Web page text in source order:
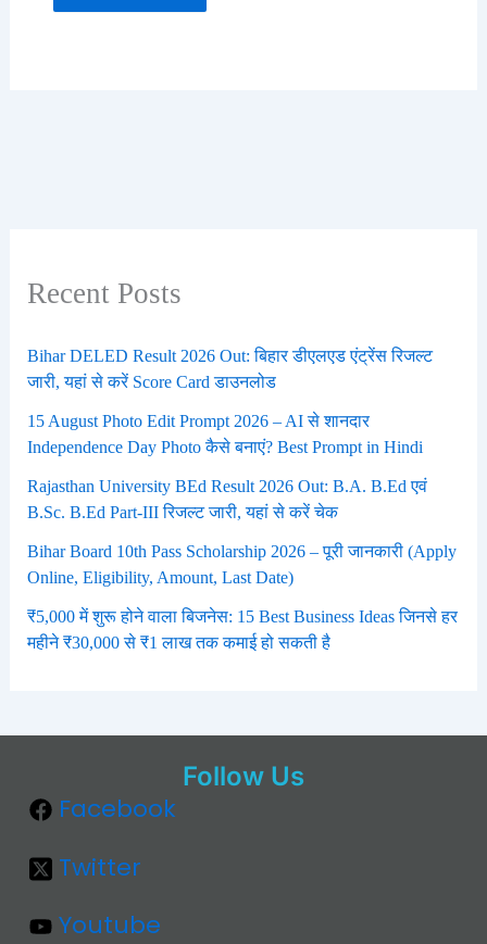
Recent Posts
Bihar DELED Result 2026 Out: बिहार डीएलएड एंट्रेंस रिजल्ट
जारी, यहां से करें Score Card डाउनलोड
15 August Photo Edit Prompt 2026 – AI से शानदार
Independence Day Photo कैसे बनाएं? Best Prompt in Hindi
Rajasthan University BEd Result 2026 Out: B.A. B.Ed एवं
B.Sc. B.Ed Part-III रिजल्ट जारी, यहां से करें चेक
Bihar Board 10th Pass Scholarship 2026 – पूरी जानकारी (Apply
Online, Eligibility, Amount, Last Date)
₹5,000 में शुरू होने वाला बिजनेस: 15 Best Business Ideas जिनसे हर
महीने ₹30,000 से ₹1 लाख तक कमाई हो सकती है
Follow Us
Facebook
Twitter
Youtube